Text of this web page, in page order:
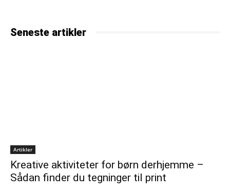
Seneste artikler
Artikler
Kreative aktiviteter for børn derhjemme –
Sådan finder du tegninger til print